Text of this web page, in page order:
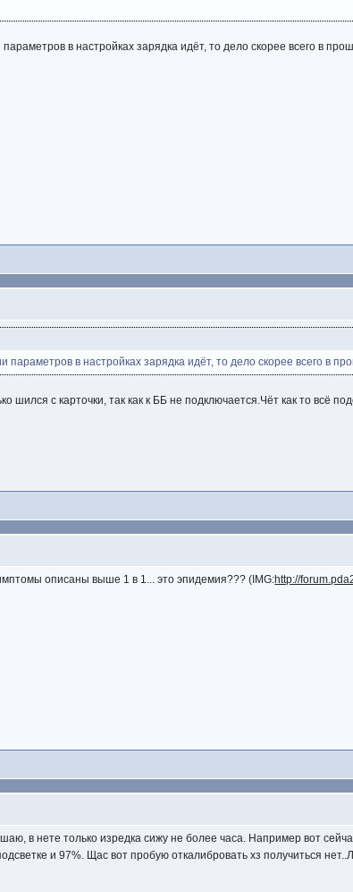
в настройках зарядка идёт, то дело скорее всего в
в настройках зарядка идёт, то дело скорее всего в
с карточки, так как к ББ не подключается.Чёт как то всё
описаны выше 1 в 1... это эпидемия??? (IMG:http://
в нете только изредка сижу не более часа. Например вот
и 97%. Щас вот пробую откалибровать хз получиться